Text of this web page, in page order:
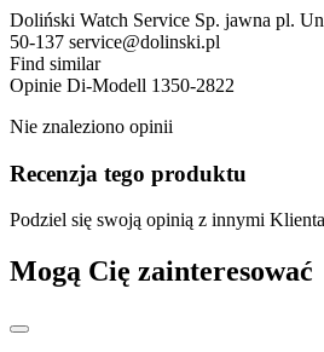
Doliński Watch Service Sp. jawna pl.
50-137 service@dolinski.pl
Find similar
Opinie Di-Modell 1350-2822
Nie znaleziono opinii
Recenzja tego produktu
Podziel się swoją opinią z innymi
Mogą Cię zainteresować